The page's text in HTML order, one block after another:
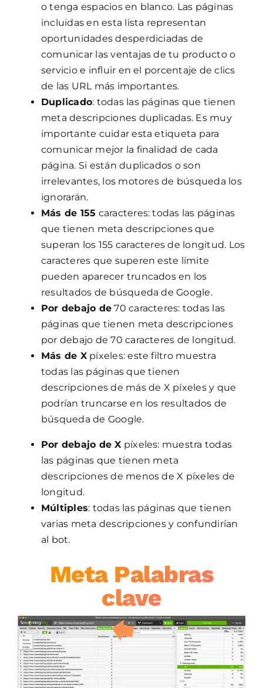
o tenga espacios en blanco. Las páginas
incluidas en esta lista representan
oportunidades desperdiciadas de
comunicar las ventajas de tu producto o
servicio e influir en el porcentaje de clics
de las URL más importantes.
Duplicado: todas las páginas que tienen
meta descripciones duplicadas. Es muy
importante cuidar esta etiqueta para
comunicar mejor la finalidad de cada
página. Si están duplicados o son
irrelevantes, los motores de búsqueda los
ignorarán.
Más de 155 caracteres: todas las páginas
que tienen meta descripciones que
superan los 155 caracteres de longitud. Los
caracteres que superen este límite
pueden aparecer truncados en los
resultados de búsqueda de Google.
Por debajo de 70 caracteres: todas las
páginas que tienen meta descripciones
por debajo de 70 caracteres de longitud.
Más de Xpíxeles: este filtro muestra
todas las páginas que tienen
descripciones de más de X píxeles y que
podrían truncarse en los resultados de
búsqueda de Google.
Por debajo de X píxeles: muestra todas
las páginas que tienen meta
descripciones de menos de X píxeles de
longitud.
Múltiples: todas las páginas que tienen
varias meta descripciones y confundirían
al bot.
Meta Palabras
clave